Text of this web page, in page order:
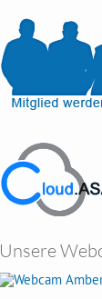
Unsere